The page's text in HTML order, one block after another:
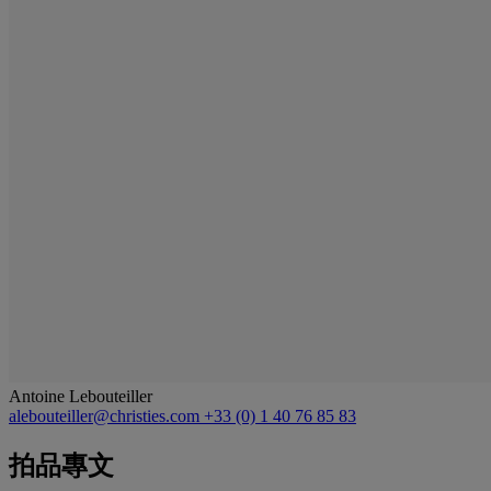
Antoine Lebouteiller
alebouteiller@christies.com +33 (0) 1 40 76 85 83
拍品專文